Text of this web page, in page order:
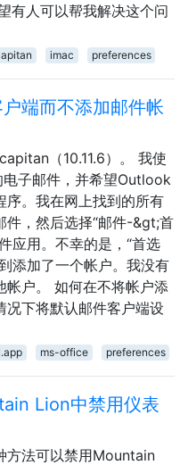
有人可以帮我解决这个问
imac preferences
端而不添加邮件帐
（10.11.6）。 我使
子邮件，并希望Outlook
序。我在网上找到的所有
件，然后选择“邮件-&gt;首
应用。不幸的是，“首选
添加了一个帐户。我没有
帐户。 如何在不将帐户添
况下将默认邮件客户端设
ms-office preferences
Lion中禁用仪表
方法可以禁用Mountain